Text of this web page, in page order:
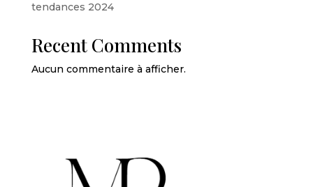
tendances 2024
Recent Comments
Aucun commentaire à afficher.